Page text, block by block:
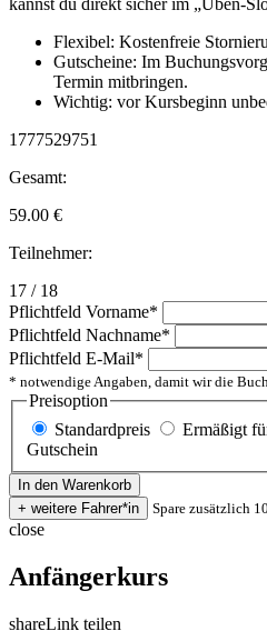
kannst du direkt sicher im „Üben-
Flexibel: Kostenfreie
Gutscheine: Im
Termin mitbringen.
Wichtig: vor Kursbeginn
1777529751
Gesamt:
59.00 €
Teilnehmer:
17 / 18
Pflichtfeld Vorname*
Pflichtfeld Nachname*
Pflichtfeld E-Mail*
* notwendige Angaben, damit wir die
Preisoption
Standardpreis
Ermäßigt
Gutschein
Spare zusätzlich
close
Anfängerkurs
shareLink teilen